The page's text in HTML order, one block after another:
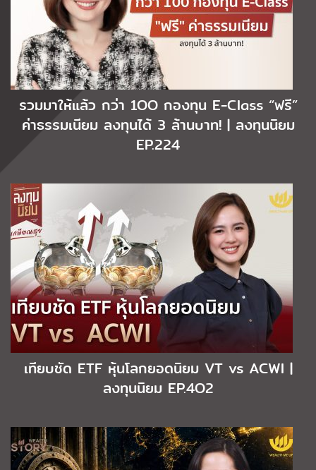
รวมมาให้แล้ว กว่า 1OO กองทุน E-Class “ฟรี”
ค่าธรรมเนียม ลงทุนได้ 3 ล้านบาท! | ลงทุนนิยม
EP.224
เทียบชัด ETF หุ้นโลกยอดนิยม VT vs ACWI |
ลงทุนนิยม EP.4O2